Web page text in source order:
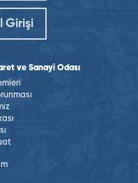
Girişi
ve Sanayi Odası